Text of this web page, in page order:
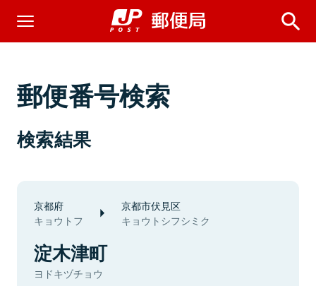
郵便番号検索
検索結果
京都府
キョウトフ
京都市伏見区
キョウトシフシミク
淀木津町
ヨドキヅチョウ